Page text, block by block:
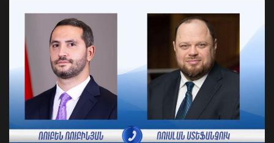
Վթարային ջրանջատում Երևանի
Մալաթիա-Սեբաստիա վարչական
շրջանում
դաշինքի պատգամավորներին
04 Օգոստոս, 2026 15:53